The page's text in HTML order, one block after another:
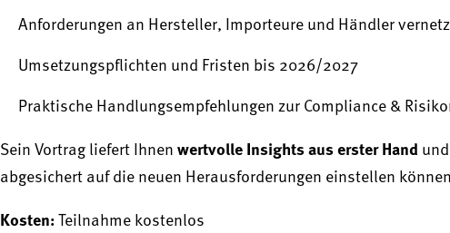
Anforderungen an Hersteller, Importeure und Händler
Umsetzungspflichten und Fristen bis 2026/2027
Praktische Handlungsempfehlungen zur Compliance &
Sein Vortrag liefert Ihnen wertvolle Insights aus erster Hand
abgesichert auf die neuen Herausforderungen einstellen
Kosten: Teilnahme kostenlos